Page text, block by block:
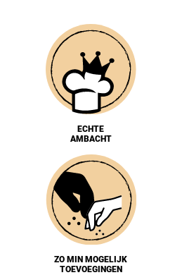
ECHTE
AMBACHT
ZO MIN MOGELIJK
TOEVOEGINGEN